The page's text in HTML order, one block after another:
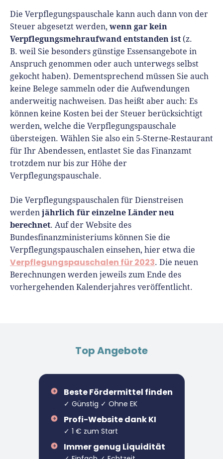
Die Verpflegungspauschale kann auch dann von der
Steuer abgesetzt werden, wenn gar kein
Verpflegungsmehraufwand entstanden ist (z.
B. weil Sie besonders günstige Essensangebote in
Anspruch genommen oder auch unterwegs selbst
gekocht haben). Dementsprechend müssen Sie auch
keine Belege sammeln oder die Aufwendungen
anderweitig nachweisen. Das heißt aber auch: Es
können keine Kosten bei der Steuer berücksichtigt
werden, welche die Verpflegungspauschale
übersteigen. Wählen Sie also ein 5-Sterne-Restaurant
für Ihr Abendessen, entlastet Sie das Finanzamt
trotzdem nur bis zur Höhe der
Verpflegungspauschale.
Die Verpflegungspauschalen für Dienstreisen
werden jährlich für einzelne Länder neu
berechnet. Auf der Website des
Bundesfinanzministeriums können Sie die
Verpflegungspauschalen einsehen, hier etwa die
Verpflegungspauschalen für 2023. Die neuen
Berechnungen werden jeweils zum Ende des
vorhergehenden Kalenderjahres veröffentlicht.
Top Angebote
Beste Fördermittel finden
✓ Günstig ✓ Ohne EK
Profi-Website dank KI
✓ 1 € zum Start
Immer genug Liquidität